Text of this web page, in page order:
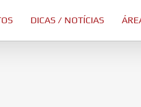
DICAS / NOTÍCIAS